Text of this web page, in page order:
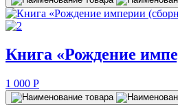
Книга «Рождение
1 000 P